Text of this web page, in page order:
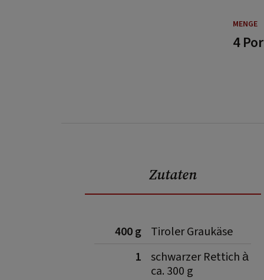
MENGE
4
Zutaten
400 g
Tiroler Graukäse
1
schwarzer Rettich à
ca. 300 g